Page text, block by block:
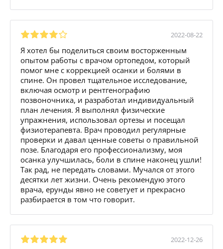
2022-08-22
Я хотел бы поделиться своим восторженным
опытом работы с врачом ортопедом, который
помог мне с коррекцией осанки и болями в
спине. Он провел тщательное исследование,
включая осмотр и рентгенографию
позвоночника, и разработал индивидуальный
план лечения. Я выполнял физические
упражнения, использовал ортезы и посещал
физиотерапевта. Врач проводил регулярные
проверки и давал ценные советы о правильной
позе. Благодаря его профессионализму, моя
осанка улучшилась, боли в спине наконец ушли!
Так рад, не передать словами. Мучался от этого
десятки лет жизни. Очень рекомендую этого
врача, ерунды явно не советует и прекрасно
разбирается в том что говорит.
2022-12-26